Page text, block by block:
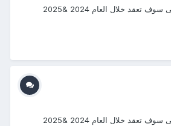
#دورات_2024_2025 #منتجع_التدريب_الدولى #ITR_Center بسم الله الرحمن الرحيم يتشرف منتجع التدريب الدولي ITR بتقديم دورات فى الهندسة المدنية وأعمال البناء 2024 التى سوف تعقد خلال العام 2024 &2025
#دورات_2024_2025 #منتجع_التدريب_الدولى #ITR_Center بسم الله الرحمن الرحيم يتشرف منتجع التدريب الدولي ITR بتقديم دورات فى الهندسة المدنية وأعمال البناء 2024 التى سوف تعقد خلال العام 2024 &2025